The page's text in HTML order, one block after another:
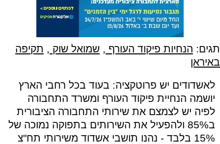
תגים: הנחיות פיקוד העורף , שמואל שוק , תקיפה
באיראן
לאשדודים יש פרוטקציה: בעוד בכל רחבי הארץ
יושמה הנחיית פיקוד העורף ומשרד התחבורה
לפיה יש לצמצם את שירותי התחבורה הציבורית
ב85% ולהפעיל את השירותים בתפוקה נמוכה של
15% בלבד - נהנו תושבי אשדוד משירותי תח"צ